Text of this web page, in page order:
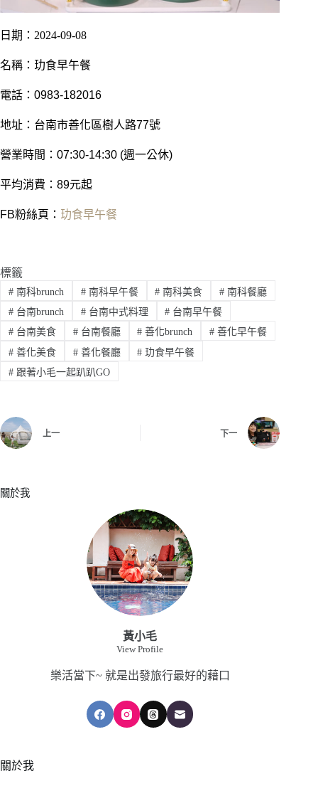
日期：2024-09-08
名稱：玏食早午餐
電話：0983-182016
地址：台南市善化區樹人路77號
營業時間：07:30-14:30 (週一公休)
平均消費：89元起
FB粉絲頁： 玏食早午餐
標籤
#南科brunch #南科早午餐 # 南科美食 # 南科餐廳
#台南brunch #台南中式料理 # 台南早午餐
#台南美食 #台南餐廳 # 善化brunch # 善化早午餐
#善化美食 #善化餐廳 # 玏食早午餐
#跟著小毛一起趴趴GO
上一 下一
關於我
黃小毛
View Profile
樂活當下~ 就是出發旅行最好的藉口
關於我